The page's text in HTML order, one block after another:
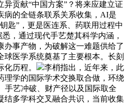
贡献“中国方案”？将来应建立证
病的全链条联系关系收集，AI是
匙”，更是医连系、药联用过程中
，通过现代手艺楚其科学内涵，
办事产物，为破解这一难题供给了
球医学系统奠基了主要根本。长刻
历程。
李梢指出，近年来，此
理学的国际学术交换取合做，环绕
手艺冲破、财产径以及国际取全
结多学科交叉融合共识，当前收集